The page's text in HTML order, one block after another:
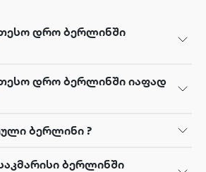
დრო ბერლინში
დრო ბერლინში იაფად
ბერლინი ?
ბერლინში